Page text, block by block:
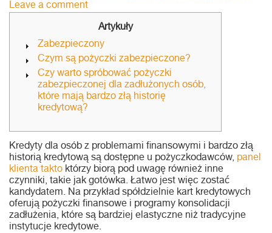
Leave a comment
Artykuły
Zabezpieczony
Czym są pożyczki zabezpieczone?
Czy warto spróbować pożyczki
zabezpieczonej dla zadłużonych osób,
które mają bardzo złą historię
kredytową?
Kredyty dla osób z problemami finansowymi i bardzo złą
historią kredytową są dostępne u pożyczkodawców, panel
klienta takto którzy biorą pod uwagę również inne
czynniki, takie jak gotówka. Łatwo jest więc zostać
kandydatem. Na przykład spółdzielnie kart kredytowych
oferują pożyczki finansowe i programy konsolidacji
zadłużenia, które są bardziej elastyczne niż tradycyjne
instytucje kredytowe.